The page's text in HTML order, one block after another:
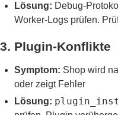
Lösung: Debug-
Worker-Logs prüfen.
3. Plugin-Konflikte
Symptom: Shop wird
oder zeigt Fehler
Lösung: